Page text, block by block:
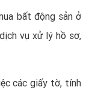
bất động sản ở
vụ xử lý hồ sơ,
các giấy tờ, tính